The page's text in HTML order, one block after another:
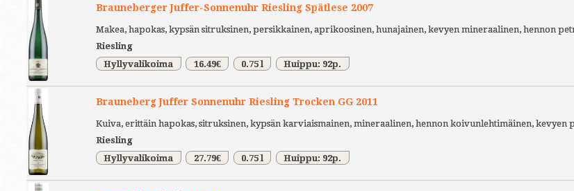
Brauneberger Juffer-Sonnenuhr Riesling Spätlese 2007
Makea, hapokas, kypsän sitruksinen, persikkainen, aprikoosinen, hunajainen, kevyen mineraalinen, hennon
Riesling
Hyllyvalikoima
16.49€ 0.75 l Huippu: 92p.
Brauneberg Juffer Sonnenuhr Riesling Trocken GG 2011
Kuiva, erittäin hapokas, sitruksinen, kypsän karviaismainen, mineraalinen, hennon koivunlehtimäinen, kevyen
Riesling
Hyllyvalikoima
27.79€ 0.75 l Huippu: 92p.